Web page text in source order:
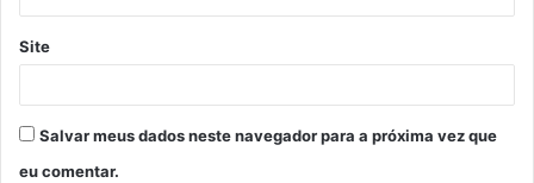
Site
Salvar meus dados neste navegador para a próxima vez que
eu comentar.